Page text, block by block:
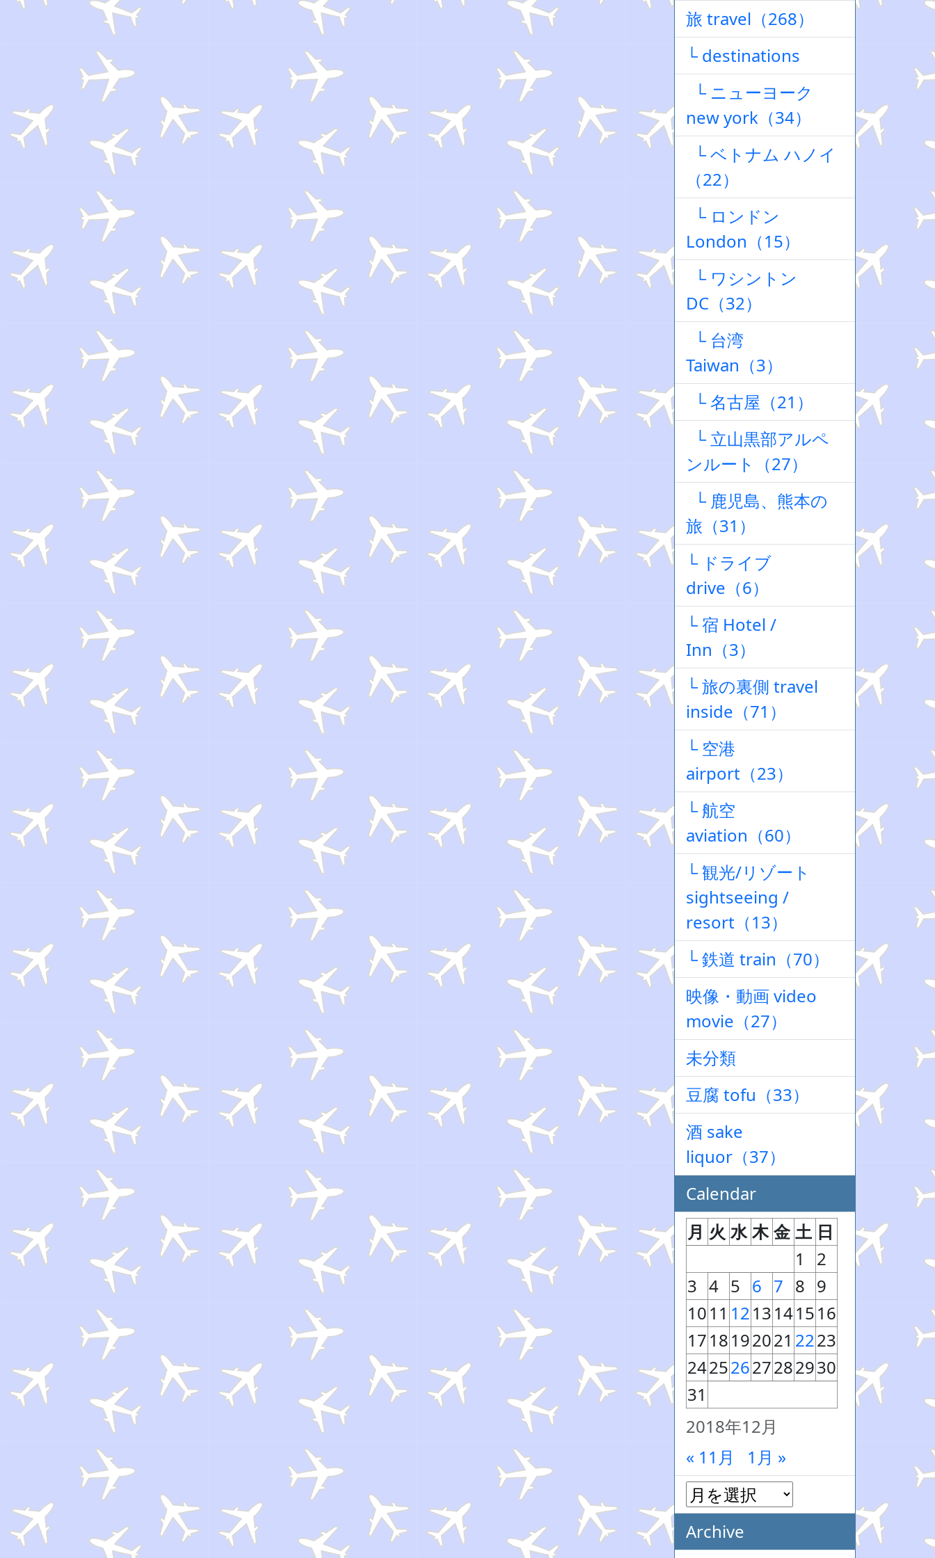
旅 travel（268）
└ destinations
└ ニューヨーク
new york（34）
└ ベトナム ハノイ
（22）
└ ロンドン
London（15）
└ ワシントン
DC（32）
└ 台湾
Taiwan（3）
└ 名古屋（21）
└ 立山黒部アルペ
ンルート（27）
└ 鹿児島、熊本の
旅（31）
└ ドライブ
drive（6）
└ 宿 Hotel /
Inn（3）
└ 旅の裏側 travel
inside（71）
└ 空港
airport（23）
└ 航空
aviation（60）
└ 観光/リゾート
sightseeing /
resort（13）
└ 鉄道 train（70）
映像・動画 video
movie（27）
未分類
豆腐 tofu（33）
酒 sake
liquor（37）
Calendar
2018年12月
月 火 水 木 金 土 日
1
2
3 4 5 6 7 8 9
1011 1213141516
1718192021 2223
24252627282930
31
« 11月 1月 »
Archive